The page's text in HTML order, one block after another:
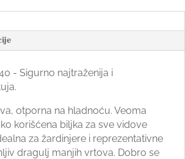
- Sigurno najtraženija i
otporna na hladnoću. Veoma
korišćena biljka za sve vidove
za žardinjere i reprezentativne
dragulj manjih vrtova. Dobro se